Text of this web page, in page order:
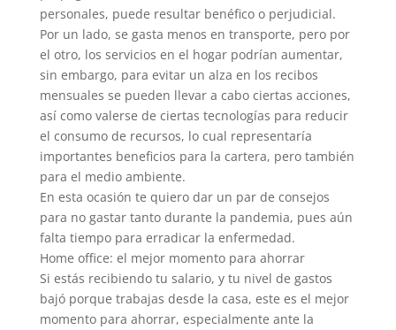
personales, puede resultar benéfico o perjudicial.
Por un lado, se gasta menos en transporte, pero por
el otro, los servicios en el hogar podrían aumentar,
sin embargo, para evitar un alza en los recibos
mensuales se pueden llevar a cabo ciertas acciones,
así como valerse de ciertas tecnologías para reducir
el consumo de recursos, lo cual representaría
importantes beneficios para la cartera, pero también
para el medio ambiente.
En esta ocasión te quiero dar un par de consejos
para no gastar tanto durante la pandemia, pues aún
falta tiempo para erradicar la enfermedad.
Home office: el mejor momento para ahorrar
Si estás recibiendo tu salario, y tu nivel de gastos
bajó porque trabajas desde la casa, este es el mejor
momento para ahorrar, especialmente ante la